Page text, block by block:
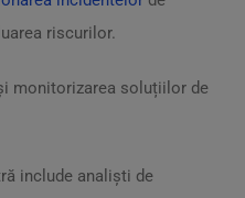
riscurilor.
monitorizarea soluțiilor de
include analiști de